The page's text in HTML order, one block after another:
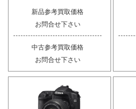
新品参考買取価格
お問合せ下さい
中古参考買取価格
お問合せ下さい